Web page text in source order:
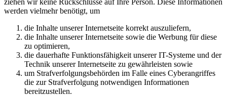
ziehen wir keine Rückschlüsse auf Ihre Person. Diese Informationen
werden vielmehr benötigt, um
die Inhalte unserer Internetseite korrekt auszuliefern,
die Inhalte unserer Internetseite sowie die Werbung für diese
zu optimieren,
die dauerhafte Funktionsfähigkeit unserer IT-Systeme und der
Technik unserer Internetseite zu gewährleisten sowie
um Strafverfolgungsbehörden im Falle eines Cyberangriffes
die zur Strafverfolgung notwendigen Informationen
bereitzustellen.